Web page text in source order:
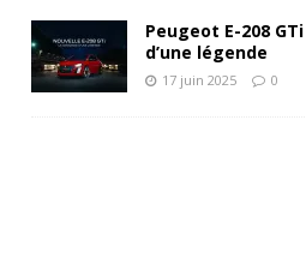
Peugeot E-208
d’une légende
17 juin 2025 0